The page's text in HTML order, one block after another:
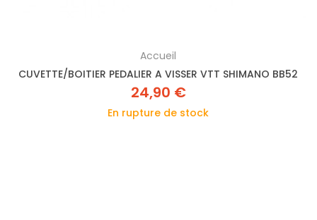
Accueil
CUVETTE/BOITIER PEDALIER A VISSER VTT SHIMANO BB52
24,90 €
En rupture de stock